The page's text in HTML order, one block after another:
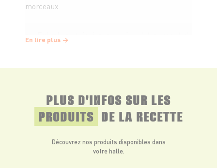
morceaux.
les faire suer dans l’huile.
Assaisonnez. La farce doit cuire à feu doux
jusqu’à évaporation de l’eau. Ajoutez alors le
persil.
Remplissez les courges de la farce,
En lire plus
PLUS D'INFOS SUR LES
PRODUITS DE LA RECETTE
Découvrez nos produits disponibles dans
votre halle.